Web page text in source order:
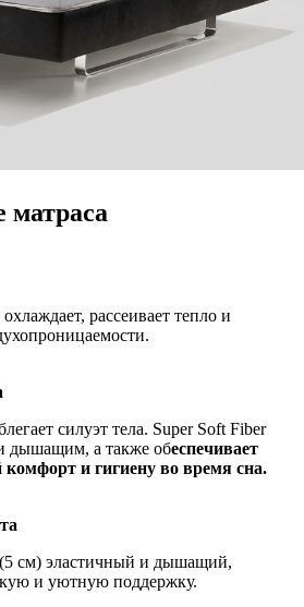
матраса
рассеивает тепло и
силуэт тела. Super Soft Fiber
дышащим, а также обеспечивает
и гигиену во время сна.
см) эластичный и дышащий,
и уютную поддержку.